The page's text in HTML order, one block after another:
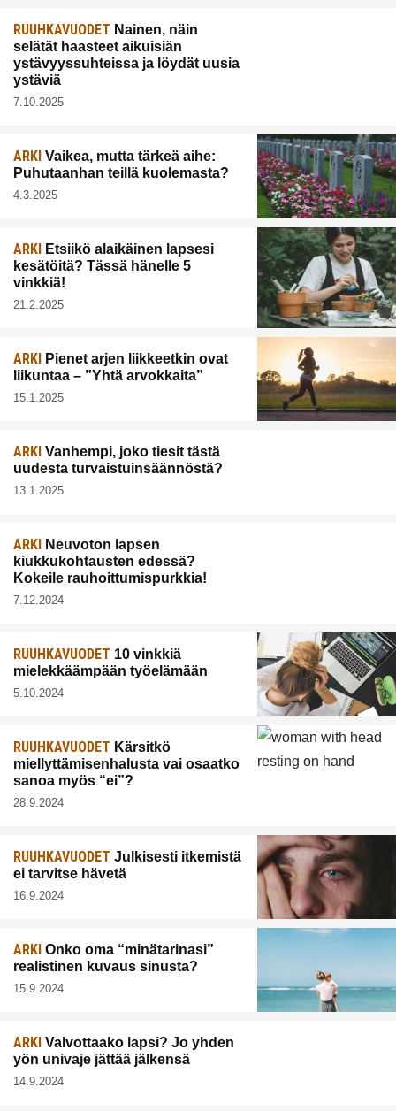
RUUHKAVUODET Nainen, näin
selätät haasteet aikuisiän
ystävyyssuhteissa ja löydät uusia
ystäviä
7.10.2025
ARKI Vaikea, mutta tärkeä aihe:
Puhutaanhan teillä kuolemasta?
4.3.2025
ARKI
Etsiikö alaikäinen lapsesi
kesätöitä? Tässä hänelle 5
vinkkiä!
21.2.2025
ARKI
Pienet arjen liikkeetkin ovat
liikuntaa – ”Yhtä arvokkaita”
15.1.2025
ARKI Vanhempi, joko tiesit tästä
uudesta turvaistuinsäännöstä?
13.1.2025
ARKI
Neuvoton lapsen
kiukkukohtausten edessä?
Kokeile rauhoittumispurkkia!
7.12.2024
RUUHKAVUODET 10 vinkkiä
mielekkäämpään työelämään
5.10.2024
RUUHKAVUODET Kärsitkö
miellyttämisenhalusta vai osaatko
sanoa myös “ei”?
28.9.2024
RUUHKAVUODET Julkisesti itkemistä
ei tarvitse hävetä
16.9.2024
ARKI Onko oma “minätarinasi”
realistinen kuvaus sinusta?
15.9.2024
ARKI Valvottaako lapsi? Jo yhden
yön univaje jättää jälkensä
14.9.2024